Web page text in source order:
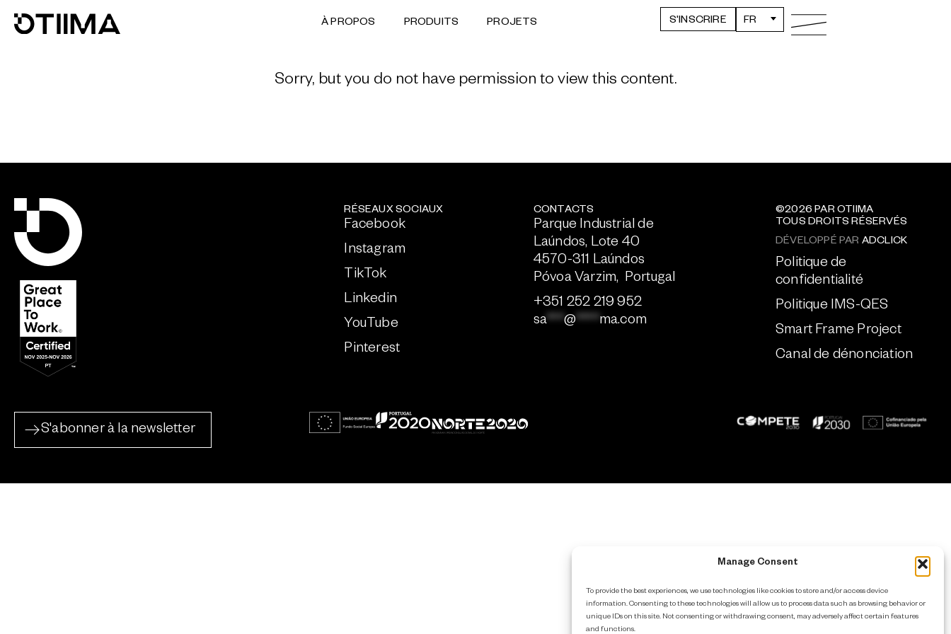
Manage Consent
To provide the best experiences, we use technologies like cookies to store and/or access device
information. Consenting to these technologies will allow us to process data such as browsing behavior or
unique IDs on this site. Not consenting or withdrawing consent, may adversely affect certain features
and functions.
À PROPOS PRODUITS PROJETS S'INSCRIRE FR
Sorry, but you do not have permission to view this content.
RÉSEAUX SOCIAUX
Facebook
Instagram
TikTok
Linkedin
YouTube
Pinterest
CONTACTS
Parque Industrial de
Laúndos, Lote 40
4570-311 Laúndos
Póvoa Varzim, Portugal
+351 252 219 952
sa***@****ma.com
©2026 PAR OTIIMA
TOUS DROITS RÉSERVÉS
DÉVELOPPÉ PAR ADCLICK
Politique de
confidentialité
Politique IMS-QES
Smart Frame Project
Canal de dénonciation
S'abonner à la newsletter